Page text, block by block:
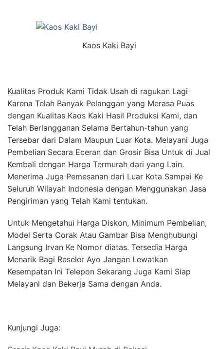
Kaos Kaki Bayi
Kualitas Produk Kami Tidak Usah di ragukan Lagi
Karena Telah Banyak Pelanggan yang Merasa Puas
dengan Kualitas Kaos Kaki Hasil Produksi Kami, dan
Telah Berlangganan Selama Bertahun-tahun yang
Tersebar dari Dalam Maupun Luar Kota. Melayani Juga
Pembelian Secara Eceran dan Grosir Bisa Untuk di Jual
Kembali dengan Harga Termurah dari yang Lain.
Menerima Juga Pemesanan dari Luar Kota Sampai Ke
Seluruh Wilayah Indonesia dengan Menggunakan Jasa
Pengiriman yang Telah Kami tentukan.
Untuk Mengetahui Harga Diskon, Minimum Pembelian,
Model Serta Corak Atau Gambar Bisa Menghubungi
Langsung Irvan Ke Nomor diatas. Tersedia Harga
Menarik Bagi Reseler Ayo Jangan Lewatkan
Kesempatan Ini Telepon Sekarang Juga Kami Siap
Melayani dan Bekerja Sama dengan Anda.
Kunjungi Juga: